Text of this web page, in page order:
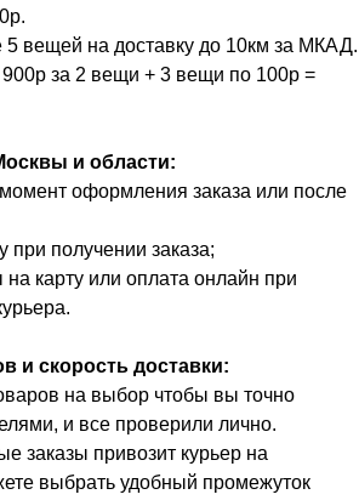
5 вещей на доставку до 10км за МКАД.
900р за 2 вещи + 3 вещи по 100р =
и области:
оформления заказа или после
получении заказа;
карту или оплата онлайн при
и скорость доставки:
на выбор чтобы вы точно
и все проверили лично.
заказы привозит курьер на
выбрать удобный промежуток